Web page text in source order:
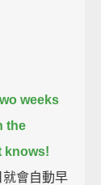
weeks
the
knows!
會自動早